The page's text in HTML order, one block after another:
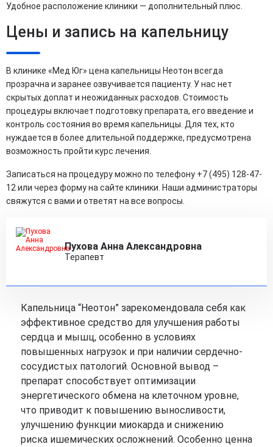
Удобное расположение клиники — дополнительный плюс.
Цены и запись на капельницу
В клинике «Мед Юг» цена капельницы Неотон всегда
прозрачна и заранее озвучивается пациенту. У нас нет
скрытых доплат и неожиданных расходов. Стоимость
процедуры включает подготовку препарата, его введение и
контроль состояния во время капельницы. Для тех, кто
нуждается в более длительной поддержке, предусмотрена
возможность пройти курс лечения.
Записаться на процедуру можно по телефону +7 (495) 128-47-
12 или через форму на сайте клиники. Наши администраторы
свяжутся с вами и ответят на все вопросы.
Пухова Анна Александровна
Терапевт
Капельница “Неотон” зарекомендовала себя как
эффективное средство для улучшения работы
сердца и мышц, особенно в условиях
повышенных нагрузок и при наличии сердечно-
сосудистых патологий. Основной вывод –
препарат способствует оптимизации
энергетического обмена на клеточном уровне,
что приводит к повышению выносливости,
улучшению функции миокарда и снижению
риска ишемических осложнений. Особенно ценна